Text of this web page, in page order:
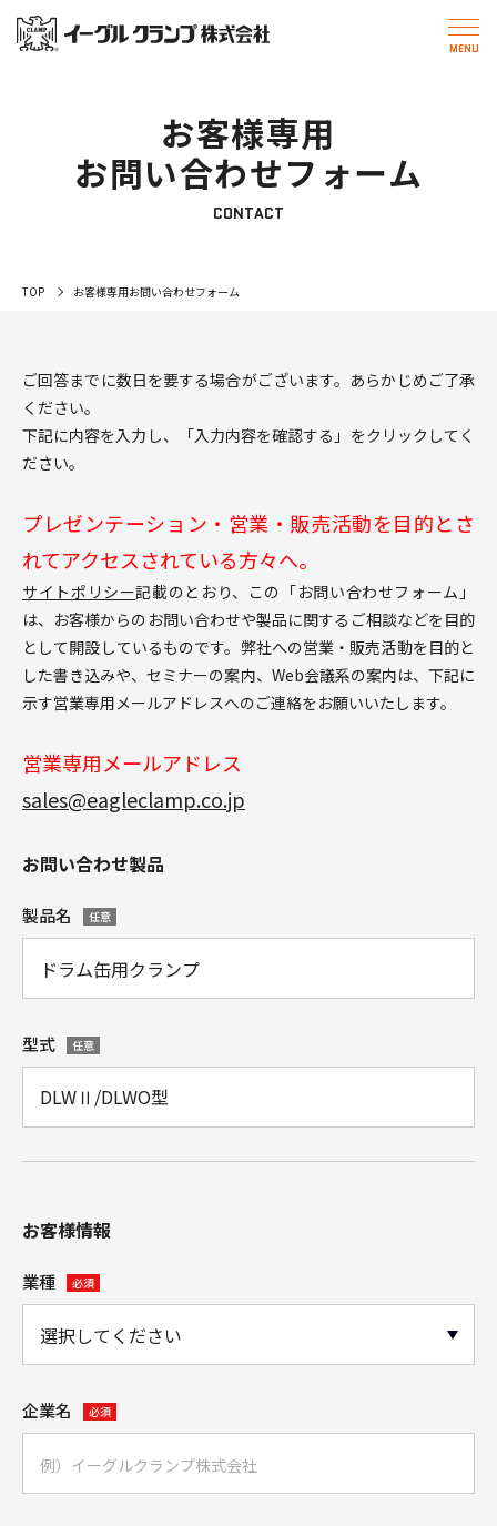
TOP お客様専用お問い合わせフォーム
お客様専用
お問い合わせフォーム
CONTACT
ご回答までに数日を要する場合がございます。あらかじめご了承
ください。
下記に内容を入力し、「入力内容を確認する」をクリックしてく
ださい。
プレゼンテーション・営業・販売活動を目的とさ
れてアクセスされている方々へ。
サイトポリシー記載のとおり、この「お問い合わせフォーム」
は、お客様からのお問い合わせや製品に関するご相談などを目的
として開設しているものです。弊社への営業・販売活動を目的と
した書き込みや、セミナーの案内、Web会議系の案内は、下記に
示す営業専用メールアドレスへのご連絡をお願いいたします。
営業専用メールアドレス
sales@eagleclamp.co.jp
お問い合わせ製品
製品名 任意
型式 任意
お客様情報
業種 必須
企業名 必須